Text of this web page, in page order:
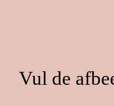
Vul de